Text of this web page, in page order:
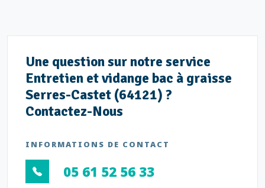
Une question sur notre service
Entretien et vidange bac à graisse
Serres-Castet (64121) ?
Contactez-Nous
INFORMATIONS DE CONTACT
05 61 52 56 33